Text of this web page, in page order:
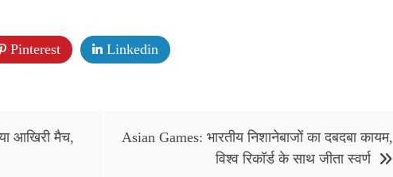
Pinterest Linkedin
आखिरी मैच,
Asian Games: भारतीय निशानेबाजों का दबदबा कायम,
विश्व रिकॉर्ड के साथ जीता स्वर्ण